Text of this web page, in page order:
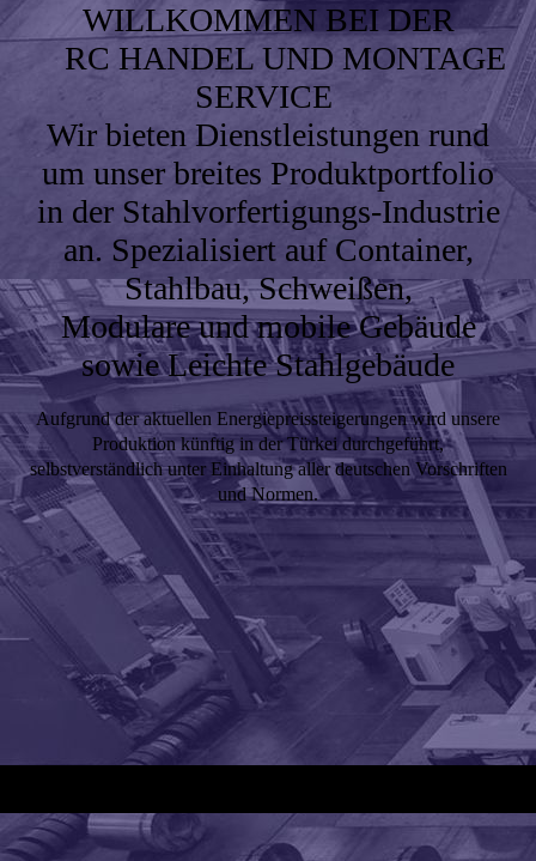
WILLKOMMEN BEI DER
RC HANDEL UND MONTAGE
SERVICE
Wir bieten Dienstleistungen rund
um unser breites Produktportfolio
in der Stahlvorfertigungs-Industrie
an. Spezialisiert auf Container,
Stahlbau, Schweißen,
Modulare und mobile Gebäude
sowie Leichte Stahlgebäude
Aufgrund der aktuellen Energiepreissteigerungen wird unsere
Produktion künftig in der Türkei durchgeführt,
selbstverständlich unter Einhaltung aller deutschen Vorschriften
und Normen.